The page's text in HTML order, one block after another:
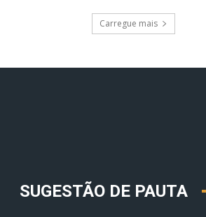
Carregue mais
SUGESTÃO DE PAUTA